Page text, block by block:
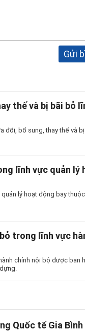
Gửi
thế và bị bãi bỏ
đổi, bổ sung, thay thế và
lĩnh vực quản lý
lý hoạt động bay
trong lĩnh vực
chính nội bộ được ban
Quốc tế Gia Bình